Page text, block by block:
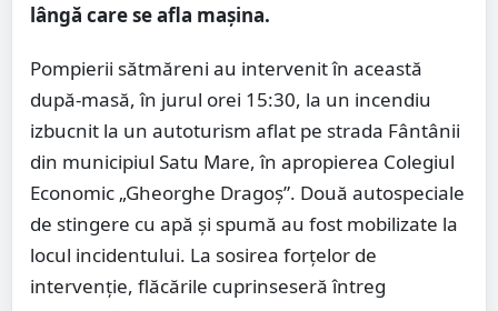
lângă care se afla mașina.
Pompierii sătmăreni au intervenit în această
după-masă, în jurul orei 15:30, la un incendiu
izbucnit la un autoturism aflat pe strada Fântânii
din municipiul Satu Mare, în apropierea Colegiul
Economic „Gheorghe Dragoș”. Două autospeciale
de stingere cu apă și spumă au fost mobilizate la
locul incidentului. La sosirea forțelor de
intervenție, flăcările cuprinseseră întreg